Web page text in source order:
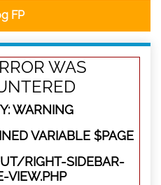
FP
WAS
WARNING
VARIABLE $PAGE
RIGHT-SIDEBAR-
VIEW.PHP